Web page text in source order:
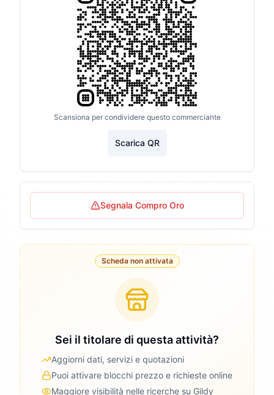
Scansiona per condividere questo commerciante
Scarica QR
Segnala Compro Oro
Scheda non attivata
Sei il titolare di questa attività?
Aggiorni dati, servizi e quotazioni
Puoi attivare blocchi prezzo e richieste online
Maggiore visibilità nelle ricerche su Gildy